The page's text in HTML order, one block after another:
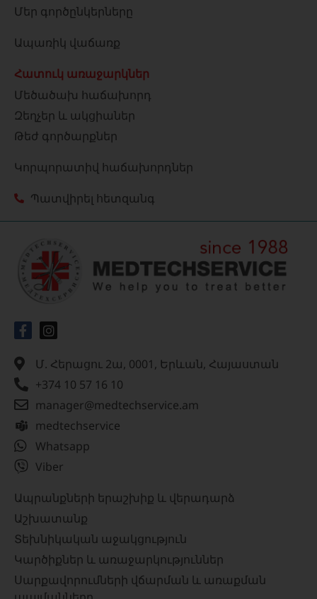
Մեր գործընկերները
Ապառիկ վաճառք
Հատուկ առաջարկներ
Մեծածախ հաճախորդ
Զեղչեր և ակցիաներ
Թեժ գործարքներ
Կորպորատիվ հաճախորդներ
Պատվիրել հետզանգ
Մ. Հերացու 2ա, 0001, Երևան, Հայաստան
+374 10 57 16 10
manager@medtechservice.am
medtechservice
Whatsapp
Viber
Ապրանքների երաշխիք և վերադարձ
Աշխատանք
Տեխնիկական աջակցություն
Կարծիքներ և առաջարկություններ
Սարքավորումների վճարման և առաքման